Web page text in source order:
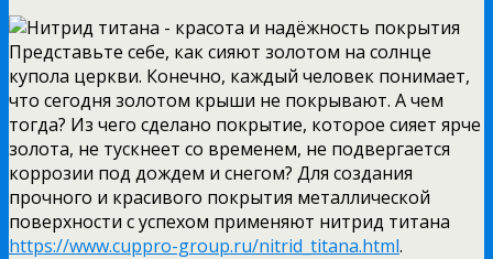
Представьте себе, как сияют золотом на солнце
купола церкви. Конечно, каждый человек понимает,
что сегодня золотом крыши не покрывают. А чем
тогда? Из чего сделано покрытие, которое сияет ярче
золота, не тускнеет со временем, не подвергается
коррозии под дождем и снегом? Для создания
прочного и красивого покрытия металлической
поверхности с успехом применяют нитрид титана
https://www.cuppro-group.ru/nitrid_titana.html.